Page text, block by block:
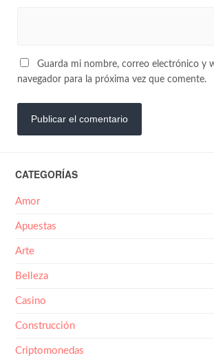
Guarda mi nombre, correo electrónico y
navegador para la próxima vez que comente.
CATEGORÍAS
Amor
Apuestas
Arte
Belleza
Casino
Construcción
Criptomonedas